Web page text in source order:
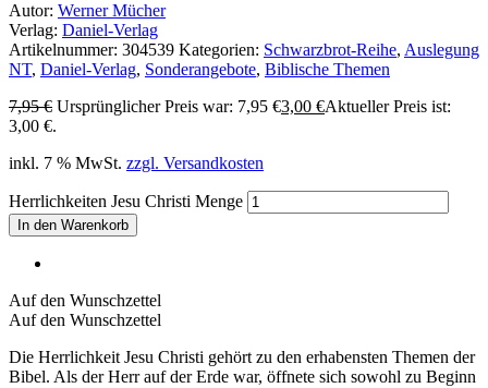
Autor: Werner Mücher
Verlag: Daniel-Verlag
Artikelnummer: 304539 Kategorien: Schwarzbrot-Reihe, Auslegung
NT, Daniel-Verlag, Sonderangebote, Biblische Themen
7,95€ Ursprünglicher Preis war: 7,95 €3,00 €Aktueller Preis ist:
3,00 €.
inkl. 7 % MwSt. zzgl. Versandkosten
Herrlichkeiten Jesu Christi Menge
In den Warenkorb
Auf den Wunschzettel
Auf den Wunschzettel
Die Herrlichkeit Jesu Christi gehört zu den erhabensten Themen der
Bibel. Als der Herr auf der Erde war, öffnete sich sowohl zu Beginn